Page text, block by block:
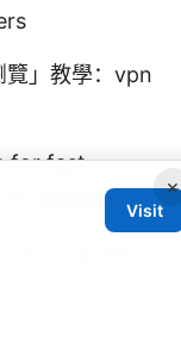
覽」教學：vpn
for fast,
all devices
reclaim
×
Visit